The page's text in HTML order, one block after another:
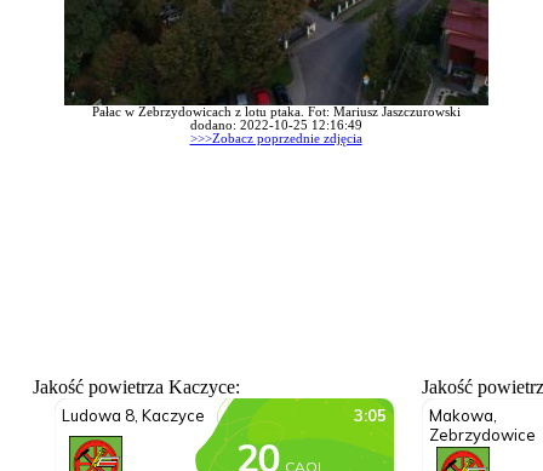
Pałac w Zebrzydowicach z lotu ptaka. Fot: Mariusz Jaszczurowski
dodano: 2022-10-25 12:16:49
>>>Zobacz poprzednie zdjęcia
Jakość powietrza Kaczyce: Jakość